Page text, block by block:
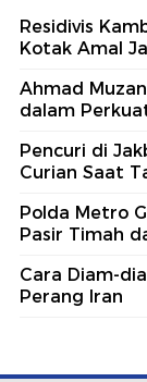
Residivis
Kotak Amal
Ahmad
dalam
Pencuri di
Curian Saat
Polda Metro
Pasir Timah
Cara Diam-
Perang Iran